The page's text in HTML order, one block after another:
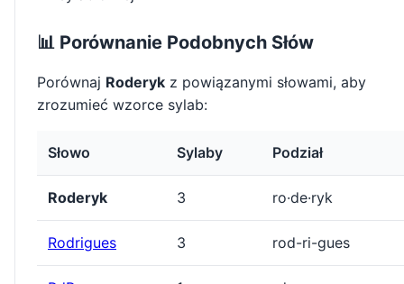
📊 Porównanie Podobnych Słów
Porównaj Roderyk z powiązanymi słowami, aby
zrozumieć wzorce sylab:
Słowo Sylaby Podział
Roderyk 3 ro·de·ryk
Rodrigues 3 rod-ri-gues